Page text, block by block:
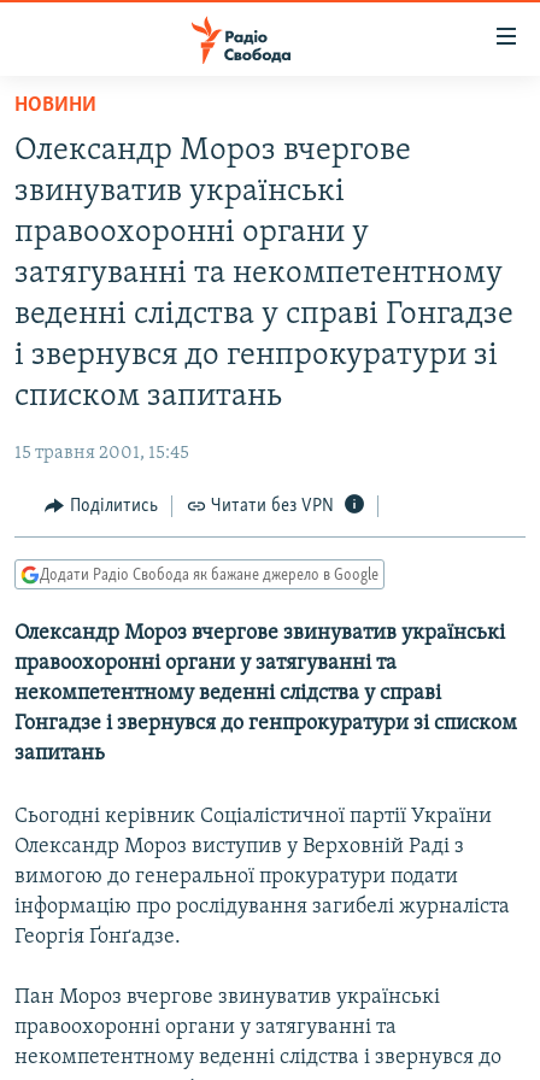
Перейти
основного
матеріалу
до
основної
навігації
Перейти
до
пошуку
ВСЕ ЗА ДОБУ
СТАТТІ
ЕКОНОМІКА
СУСПІЛЬСТВО
КУЛЬТУРА
СВІТ
РОСІЙСЬКА «ФІЛЬТРАЦІЯ»
ДОНБАС.РЕАЛІЇ
КРИМ.РЕАЛІЇ
КИТАЙ.ВИКЛИКИ
МУЛЬТИМЕДІА
СПЕЦПРОЄКТИ
ПОДКАСТИ
КРИМ РЕАЛІЇ
УКР
КТАТ
ДОЛУЧАЙСЯ!
НОВИНИ
Олександр Мороз вчергове
звинуватив українські
правоохоронні органи у
затягуванні та некомпетентному
веденні слідства у справі Гонгадзе
і звернувся до генпрокуратури зі
списком запитань
15 травня 2001, 15:45
Поділитись Читати без VPN
Додати Радіо Свобода як бажане джерело в Google
Олександр Мороз вчергове звинуватив українські
правоохоронні органи у затягуванні та
некомпетентному веденні слідства у справі
Гонгадзе і звернувся до генпрокуратури зі списком
запитань
Сьогодні керівник Соціалістичної партії України
Олександр Мороз виступив у Верховній Раді з
вимогою до генеральної прокуратури подати
інформацію про рослідування загибелі журналіста
Георгія Ґонґадзе.
Пан Мороз вчергове звинуватив українські
правоохоронні органи у затягуванні та
некомпетентному веденні слідства і звернувся до